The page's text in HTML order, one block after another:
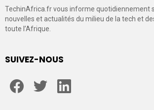
TechinAfrica.fr vous informe quotidiennement
nouvelles et actualités du milieu de la tech et
toute l’Afrique.
SUIVEZ-NOUS